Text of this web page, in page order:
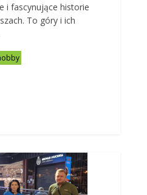
i fascynujące historie
To góry i ich